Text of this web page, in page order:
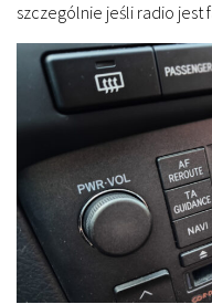
szczególnie jeśli radio jest